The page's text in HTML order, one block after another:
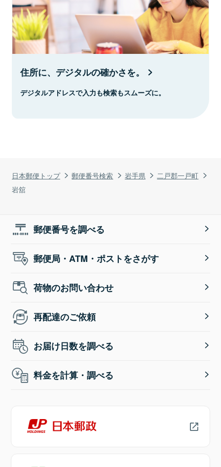
日本郵便トップ 郵便番号検索 岩手県
二戸郡一戸町
岩舘
住所に、デジタルの確かさを。
デジタルアドレスで入力も検索もスムーズに。
郵便番号を調べる
郵便局・ATM・ポストをさがす
荷物のお問い合わせ
再配達のご依頼
お届け日数を調べる
料金を計算・調べる